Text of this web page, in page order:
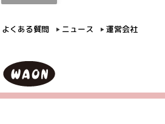
よくある質問 ニュース
運営会社